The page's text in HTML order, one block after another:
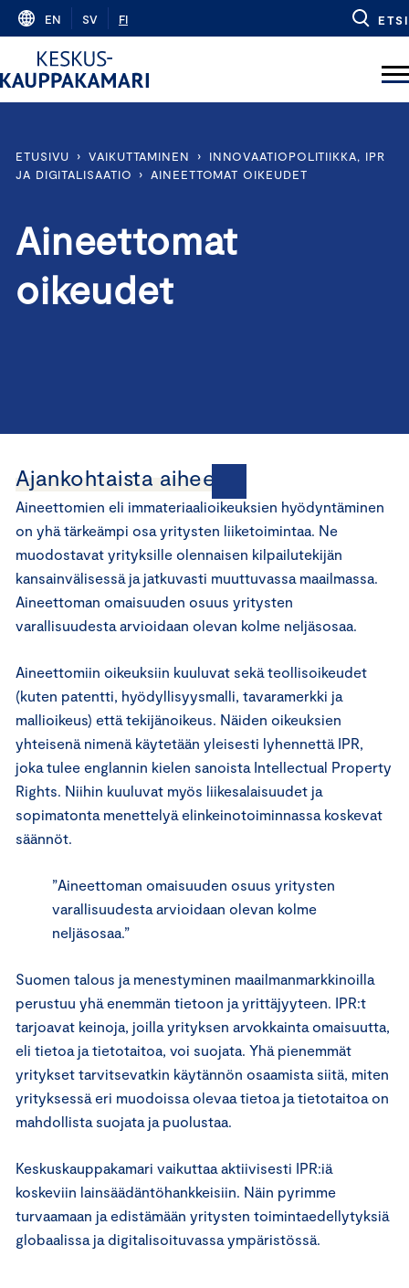
Skip
content
EN SV FI ETSI
ETUSIVU › VAIKUTTAMINEN ›
INNOVAATIOPOLITIIKKA, IPR
JA DIGITALISAATIO
› AINEETTOMAT OIKEUDET
Aineettomat
oikeudet
Ajankohtaista aiheesta
Aineettomien eli immateriaalioikeuksien hyödyntäminen
on yhä tärkeämpi osa yritysten liiketoimintaa. Ne
muodostavat yrityksille olennaisen kilpailutekijän
kansainvälisessä ja jatkuvasti muuttuvassa maailmassa.
Aineettoman omaisuuden osuus yritysten
varallisuudesta arvioidaan olevan kolme neljäsosaa.
Aineettomiin oikeuksiin kuuluvat sekä teollisoikeudet
(kuten patentti, hyödyllisyysmalli, tavaramerkki ja
mallioikeus) että tekijänoikeus. Näiden oikeuksien
yhteisenä nimenä käytetään yleisesti lyhennettä IPR,
joka tulee englannin kielen sanoista Intellectual Property
Rights. Niihin kuuluvat myös liikesalaisuudet ja
sopimatonta menettelyä elinkeinotoiminnassa koskevat
säännöt.
”Aineettoman omaisuuden osuus yritysten
varallisuudesta arvioidaan olevan kolme
neljäsosaa.”
Suomen talous ja menestyminen maailmanmarkkinoilla
perustuu yhä enemmän tietoon ja yrittäjyyteen. IPR:t
tarjoavat keinoja, joilla yrityksen arvokkainta omaisuutta,
eli tietoa ja tietotaitoa, voi suojata. Yhä pienemmät
yritykset tarvitsevatkin käytännön osaamista siitä, miten
yrityksessä eri muodoissa olevaa tietoa ja tietotaitoa on
mahdollista suojata ja puolustaa.
Keskuskauppakamari vaikuttaa aktiivisesti IPR:iä
koskeviin lainsäädäntöhankkeisiin. Näin pyrimme
turvaamaan ja edistämään yritysten toimintaedellytyksiä
globaalissa ja digitalisoituvassa ympäristössä.